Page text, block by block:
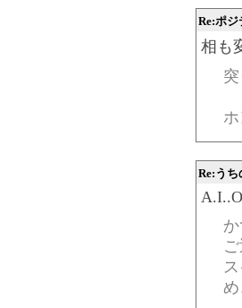
Re:ポ
相も
Re:うち